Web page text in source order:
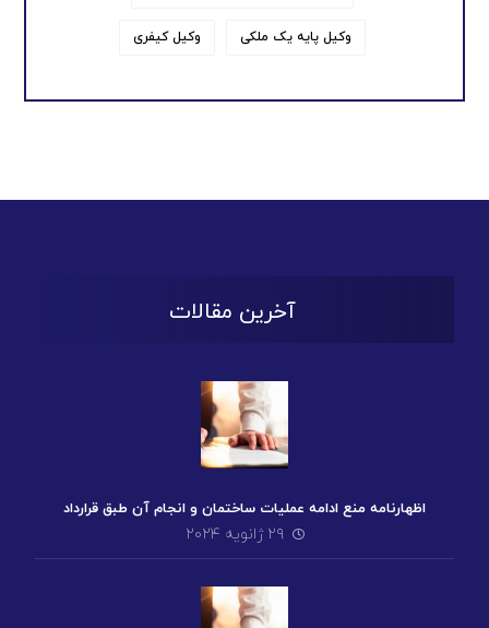
وکیل پایه یک ملکی وکیل کیفری
آخرین مقالات
اظهارنامه منع ادامه عملیات ساختمان و انجام آن طبق قرارداد
۲۹ ژانویه ۲۰۲۴